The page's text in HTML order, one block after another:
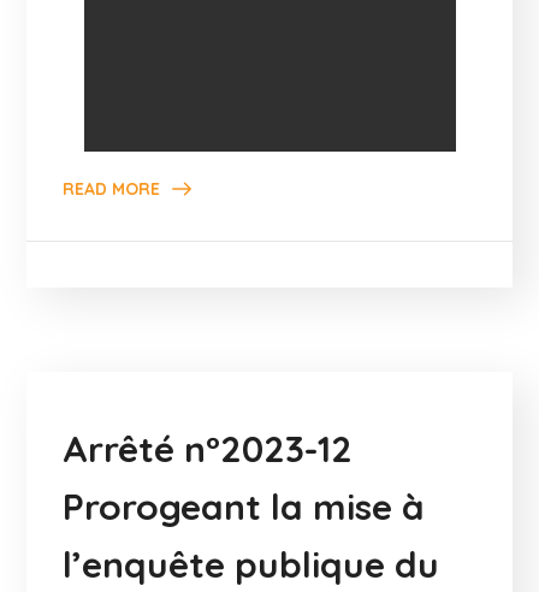
READ MORE
Arrêté n°2023-12
Prorogeant la mise à
l’enquête publique du